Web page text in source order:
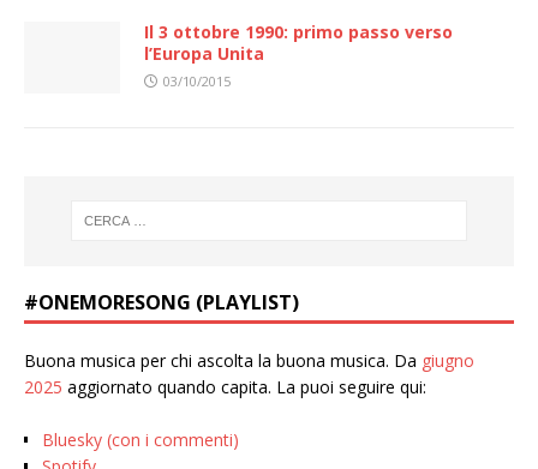
Il 3 ottobre 1990: primo passo verso
l’Europa Unita
03/10/2015
#ONEMORESONG (PLAYLIST)
Buona musica per chi ascolta la buona musica. Da giugno
2025 aggiornato quando capita. La puoi seguire qui:
Bluesky (con i commenti)